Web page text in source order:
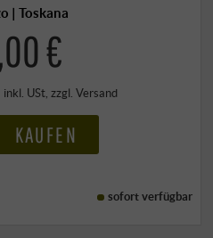
| Toskana
€
inkl. USt, zzgl. Versand
KAUFEN
sofort verfügbar